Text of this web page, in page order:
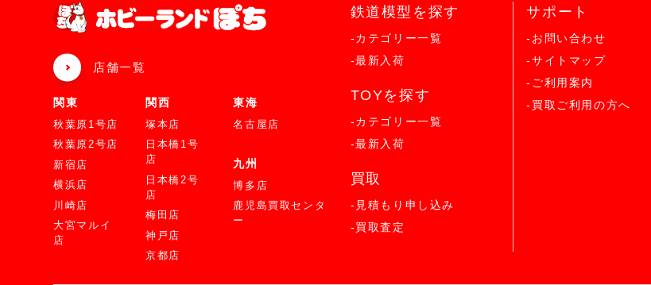
店舗一覧
関東
秋葉原1号店
秋葉原2号店
新宿店
横浜店
川崎店
大宮マルイ
店
関西
塚本店
日本橋1号
店
日本橋2号
店
梅田店
神戸店
京都店
東海
名古屋店
九州
博多店
鹿児島買取センタ
ー
鉄道模型を探す
-カテゴリー一覧
-最新入荷
TOYを探す
-カテゴリー一覧
-最新入荷
買取
-見積もり申し込み
-買取査定
サポート
-お問い合わせ
-サイトマップ
-ご利用案内
-買取ご利用の方へ